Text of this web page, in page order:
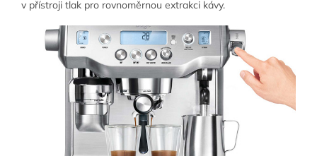
v přístroji tlak pro rovnoměrnou extrakci kávy.